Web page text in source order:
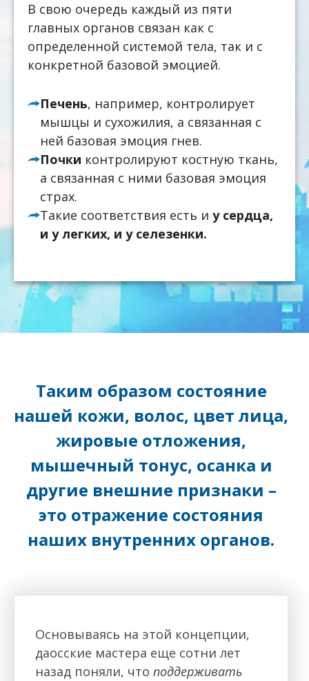
В свою очередь каждый из пяти
главных органов связан как с
определенной системой тела, так и с
конкретной базовой эмоцией.
Печень, например, контролирует
мышцы и сухожилия, а связанная с
ней базовая эмоция гнев.
Почки контролируют костную ткань,
а связанная с ними базовая эмоция
страх.
Такие соответствия есть и у сердца,
и у легких, и у селезенки.
Таким образом состояние
нашей кожи, волос, цвет лица,
жировые отложения,
мышечный тонус, осанка и
другие внешние признаки –
это отражение состояния
наших внутренних органов.
Основываясь на этой концепции,
даосские мастера еще сотни лет
назад поняли, что поддерживать